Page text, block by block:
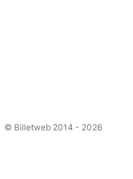
© Billetweb 2014 - 2026